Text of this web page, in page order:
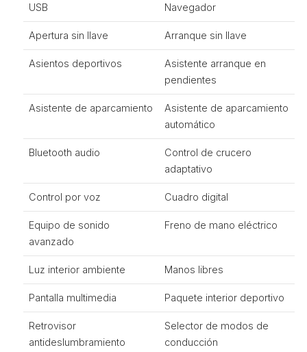
USB Navegador
Apertura sin llave Arranque sin llave
Asientos deportivos
Asistente arranque en
pendientes
Asistente de aparcamiento
Asistente de aparcamiento
automático
Bluetooth audio
Control de crucero
adaptativo
Control por voz Cuadro digital
Equipo de sonido
avanzado
Freno de mano eléctrico
Luz interior ambiente Manos libres
Pantalla multimedia Paquete interior deportivo
Retrovisor
antideslumbramiento
Selector de modos de
conducción